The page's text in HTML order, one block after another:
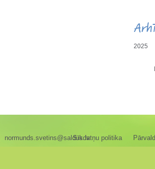
2025
normunds.svetins@saldus.lvSīkdatņu politika